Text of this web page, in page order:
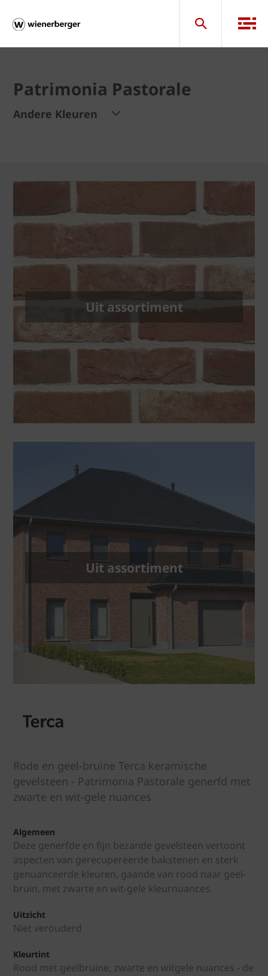
Patrimonia Pastorale
Andere Kleuren
Uit assortiment
Uit assortiment
Rode en geel-bruine Terca keramische
gevelsteen - Patrimonia Pastorale generfd met
zwarte en wit-gele nuances
Algemeen
Deze generfde en fijn bezande gevelsteen vertoont
aspecten van gerecupereerde bakstenen en sterk
genuanceerde kleuren, gaande van rood naar geel-
bruin, met zwarte en wit-gele kleurnuances.
Uitzicht
Niet verouderd
Kleurtint
Rood met geelbruine, zwarte en witgele nuances - de